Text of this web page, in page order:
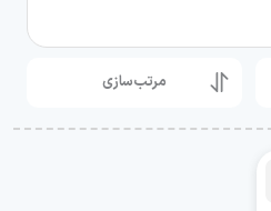
مرتب‌سازی